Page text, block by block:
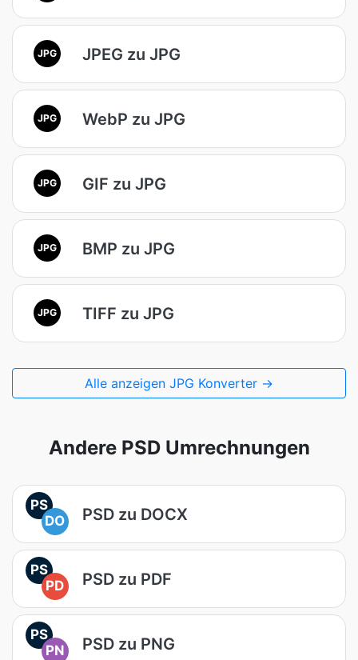
JPG JPEG zu JPG
JPG WebP zu JPG
JPG GIF zu JPG
JPG BMP zu JPG
JPG TIFF zu JPG
Alle anzeigen JPG Konverter →
Andere PSD Umrechnungen
PS
DO
PSD zu DOCX
PS
PD
PSD zu PDF
PS
PN
PSD zu PNG